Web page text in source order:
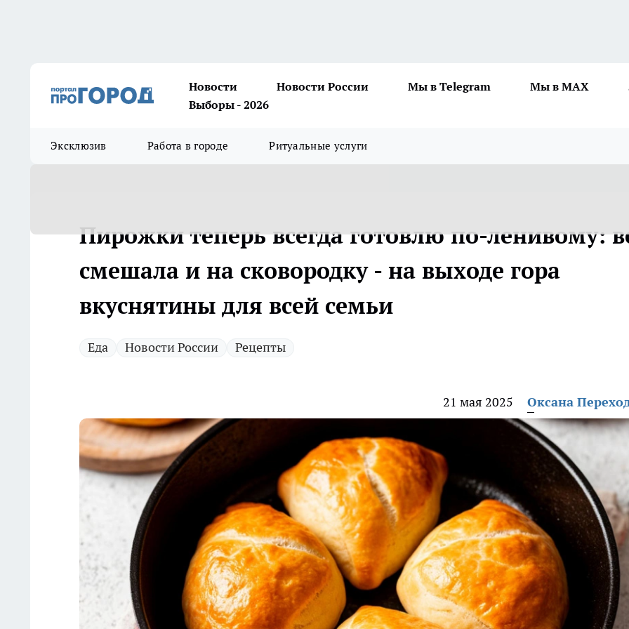
Новости Новости России Мы в Telegram Мы в MAX
Выборы - 2026
Эксклюзив Работа в городе Ритуальные услуги
Пирожки теперь всегда готовлю по-ленивому:
смешала и на сковородку - на выходе гора
вкуснятины для всей семьи
Еда Новости России Рецепты
21 мая 2025 Оксана